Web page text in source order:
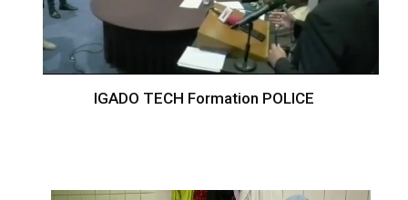
IGADO TECH Formation POLICE